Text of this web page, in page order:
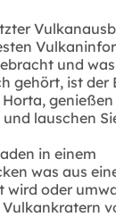
und
gehört, ist der
genießen
lauschen
in einem
was aus
wird oder
Vulkankratern